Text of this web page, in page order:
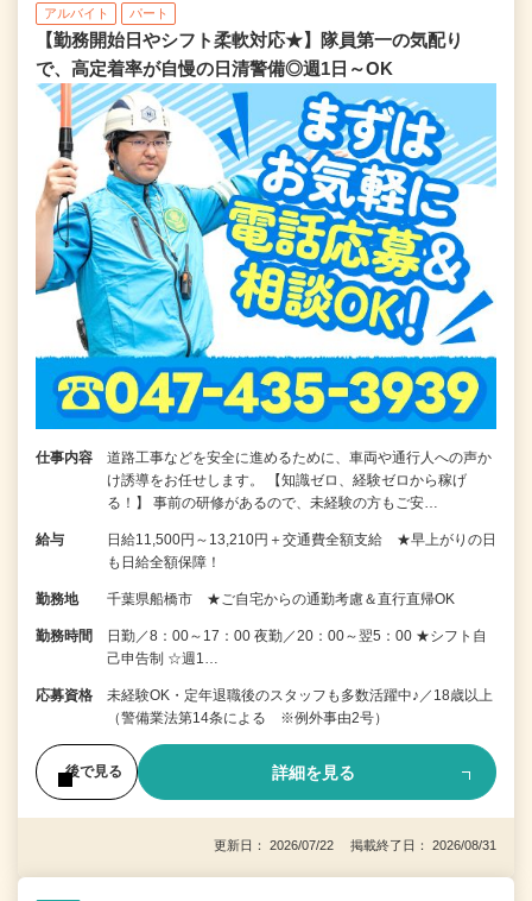
アルバイト パート
【勤務開始日やシフト柔軟対応★】隊員第一の気配り
で、高定着率が自慢の日清警備◎週1日～OK
仕事内容
道路工事などを安全に進めるために、車両や通行人への声か
け誘導をお任せします。 【知識ゼロ、経験ゼロから稼げ
る！】 事前の研修があるので、未経験の方もご安…
給与
日給11,500円～13,210円＋交通費全額支給 ★早上がりの日
も日給全額保障！
勤務地 千葉県船橋市 ★ご自宅からの通勤考慮＆直行直帰OK
勤務時間
日勤／8：00～17：00 夜勤／20：00～翌5：00 ★シフト自
己申告制 ☆週1…
応募資格
未経験OK・定年退職後のスタッフも多数活躍中♪／18歳以上
（警備業法第14条による ※例外事由2号）
後で見る 詳細を見る
更新日： 2026/07/22 掲載終了日： 2026/08/31